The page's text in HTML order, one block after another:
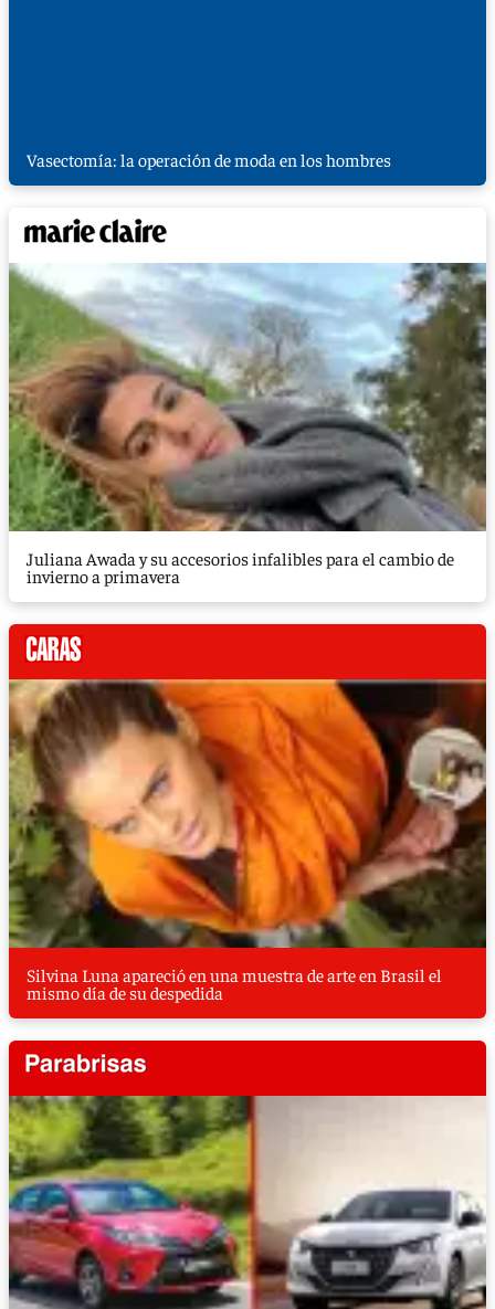
Vasectomía: la operación de moda en los hombres
Juliana Awada y su accesorios infalibles para el cambio de
invierno a primavera
Silvina Luna apareció en una muestra de arte en Brasil el
mismo día de su despedida